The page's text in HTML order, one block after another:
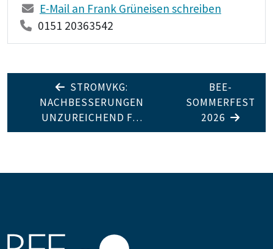
E-Mail an Frank Grüneisen schreiben
0151 20363542
STROMVKG:
NACHBESSERUNGEN
UNZUREICHEND F…
BEE-
SOMMERFEST
2026